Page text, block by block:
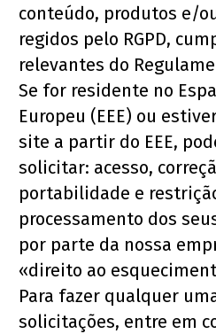
conteúdo, produtos e/
regidos pelo RGPD,
relevantes do
Se for residente no
Europeu (EEE) ou
site a partir do EEE,
solicitar: acesso,
portabilidade e
processamento dos
por parte da nossa
«direito ao
Para fazer qualquer
solicitações, entre em